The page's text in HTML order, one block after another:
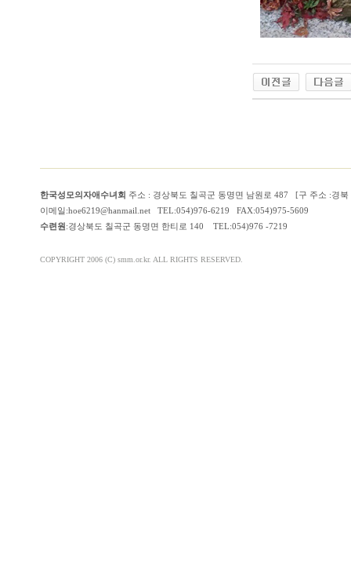
한국성모의자애수녀회 주소 : 경상북도 칠곡군 동명면 남원로 487 [구 주소 :경
이메일:hoe6219@hanmail.net TEL:054)976-6219 FAX:054)975-5609
수련원:경상북도 칠곡군 동명면 한티로 140 TEL:054)976 -7219
COPYRIGHT 2006 (C) smm.or.kr. ALL RIGHTS RESERVED.